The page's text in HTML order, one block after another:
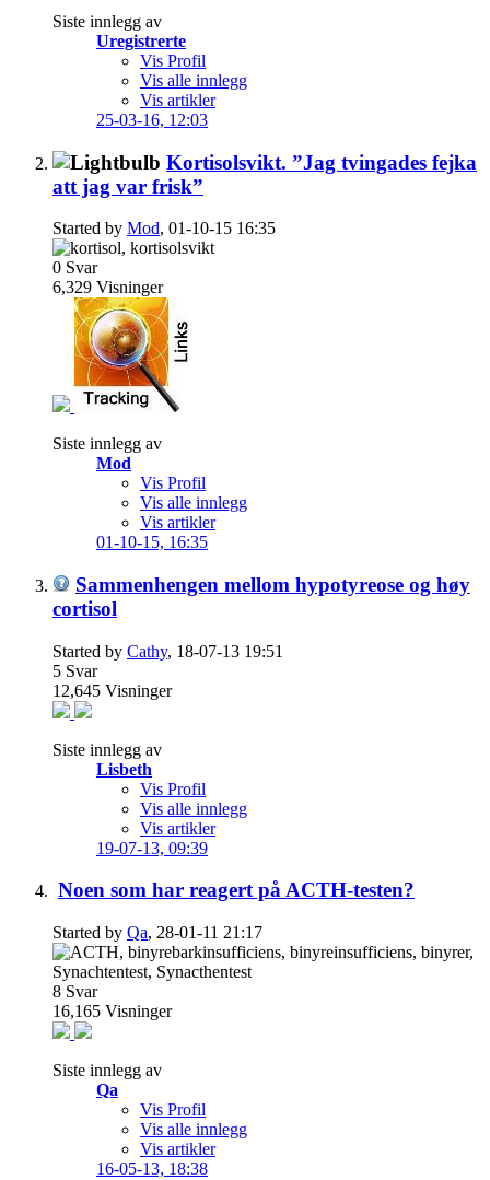
Siste innlegg av
Uregistrerte
Vis Profil
Vis alle innlegg
Vis artikler
25-03-16, 12:03
Kortisolsvikt. ”Jag tvingades fejka
att jag var frisk”
Started by Mod, 01-10-15 16:35
0 Svar
6,329 Visninger
Siste innlegg av
Mod
Vis Profil
Vis alle innlegg
Vis artikler
01-10-15, 16:35
Sammenhengen mellom hypotyreose og høy
cortisol
Started by Cathy, 18-07-13 19:51
5 Svar
12,645 Visninger
Siste innlegg av
Lisbeth
Vis Profil
Vis alle innlegg
Vis artikler
19-07-13, 09:39
Noen som har reagert på ACTH-testen?
Started by Qa, 28-01-11 21:17
8 Svar
16,165 Visninger
Siste innlegg av
Qa
Vis Profil
Vis alle innlegg
Vis artikler
16-05-13, 18:38